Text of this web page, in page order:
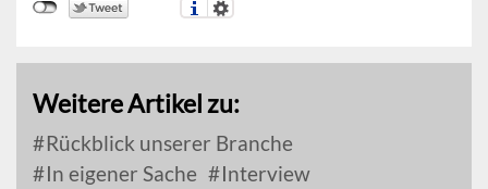
Weitere Artikel zu:
Rückblick unserer Branche
In eigener Sache
Interview